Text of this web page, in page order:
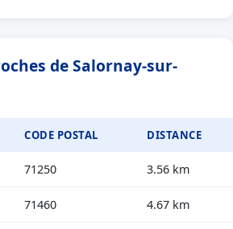
de Salornay-sur-
CODE POSTAL DISTANCE
71250 3.56 km
71460 4.67 km